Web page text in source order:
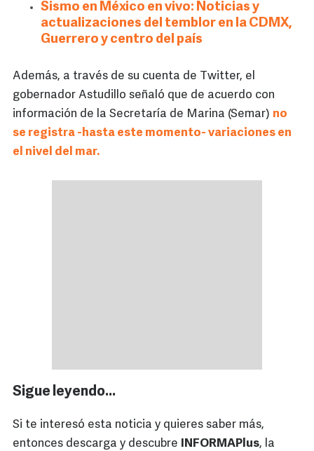
Sismo en México en vivo: Noticias y
actualizaciones del temblor en la CDMX,
Guerrero y centro del país
Además, a través de su cuenta de Twitter, el
gobernador Astudillo señaló que de acuerdo con
información de la Secretaría de Marina (Semar) no
se registra -hasta este momento- variaciones en
el nivel del mar.
Sigue leyendo…
Si te interesó esta noticia y quieres saber más,
entonces descarga y descubre INFORMAPlus, la